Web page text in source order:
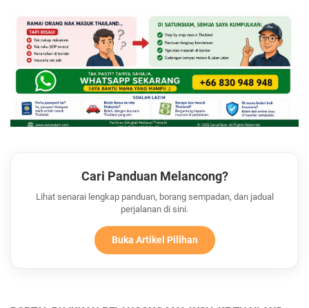
Cari Panduan Melancong?
Lihat senarai lengkap panduan, borang sempadan, dan jadual
perjalanan di sini.
Buka Artikel Pilihan